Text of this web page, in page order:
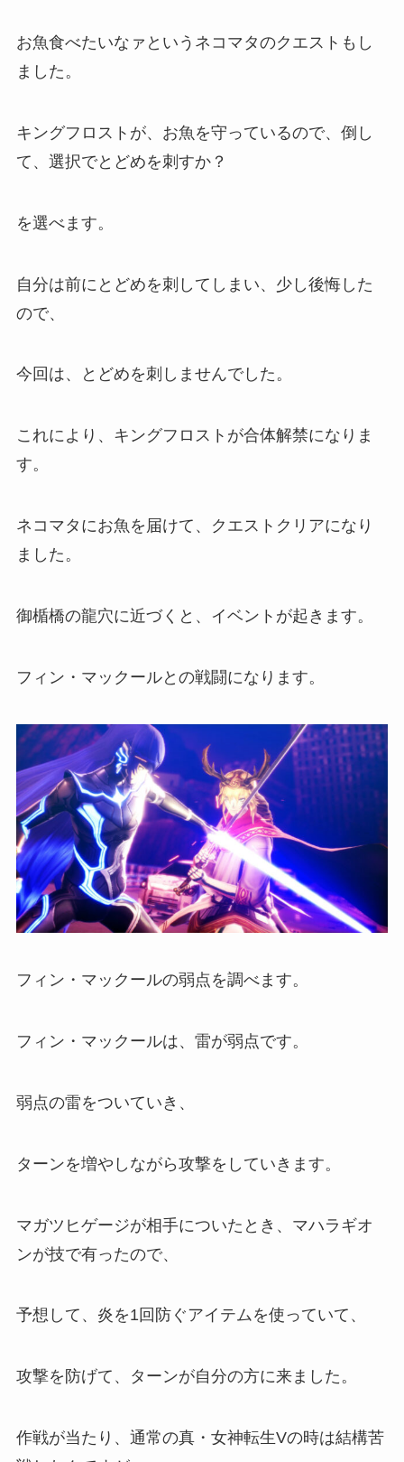
お魚食べたいなァというネコマタのクエストもし
ました。
キングフロストが、お魚を守っているので、倒し
て、選択でとどめを刺すか？
を選べます。
自分は前にとどめを刺してしまい、少し後悔した
ので、
今回は、とどめを刺しませんでした。
これにより、キングフロストが合体解禁になりま
す。
ネコマタにお魚を届けて、クエストクリアになり
ました。
御楯橋の龍穴に近づくと、イベントが起きます。
フィン・マックールとの戦闘になります。
フィン・マックールの弱点を調べます。
フィン・マックールは、雷が弱点です。
弱点の雷をついていき、
ターンを増やしながら攻撃をしていきます。
マガツヒゲージが相手についたとき、マハラギオ
ンが技で有ったので、
予想して、炎を1回防ぐアイテムを使っていて、
攻撃を防げて、ターンが自分の方に来ました。
作戦が当たり、通常の真・女神転生Vの時は結構苦